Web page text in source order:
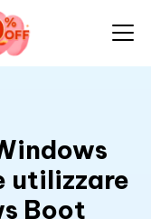
utilizzare
Boot